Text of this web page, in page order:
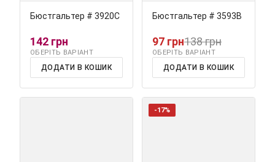
Бюстгальтер # 3920C
142 грн
ОБЕРІТЬ ВАРІАНТ
ДОДАТИ В КОШИК
Бюстгальтер # 3593В
97 грн138 грн
ОБЕРІТЬ ВАРІАНТ
ДОДАТИ В КОШИК
-17%